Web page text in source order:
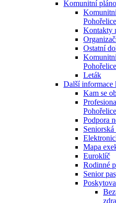
Komunitní
Kontakty
Ostatní
Leták
Další informace
Kam se
Pohořelice
Podpora
Seniorská
Mapa
Euroklíč
Rodinné
Senior